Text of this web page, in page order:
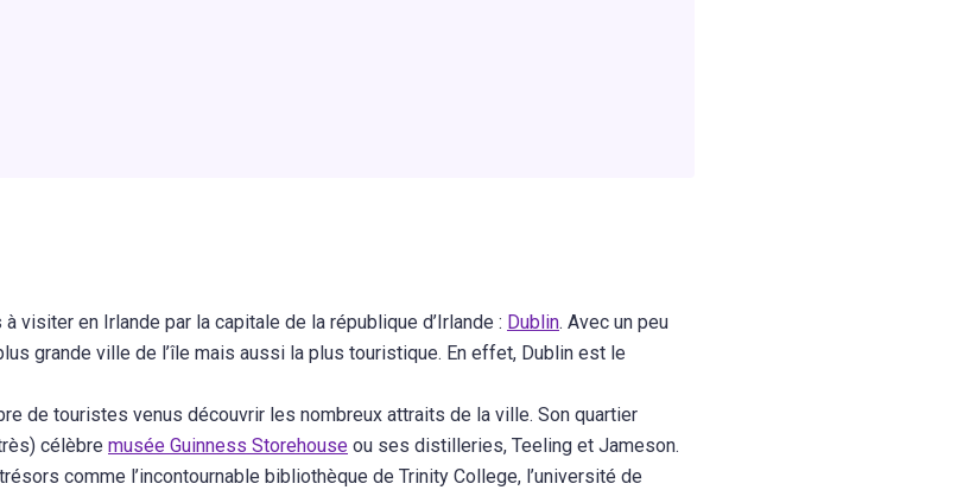
visiter en Irlande par la capitale de la république d’Irlande : Dublin. Avec un peu
grande ville de l’île mais aussi la plus touristique. En effet, Dublin est le
de touristes venus découvrir les nombreux attraits de la ville. Son quartier
célèbre musée Guinness Storehouse ou ses distilleries, Teeling et Jameson.
comme l’incontournable bibliothèque de Trinity College, l’université de